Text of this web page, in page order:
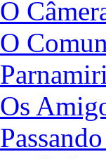
O
O
Os